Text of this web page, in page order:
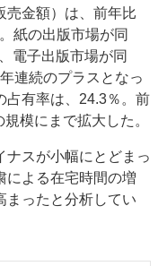
ジネス・多彩な商材～
特集
材年鑑
売金額）は、前年比
紙の出版市場が同
電子出版市場が同
連続のプラスとなっ
占有率は、24.3％。前
模にまで拡大した。
ナスが小幅にとどまっ
による在宅時間の増
まったと分析してい